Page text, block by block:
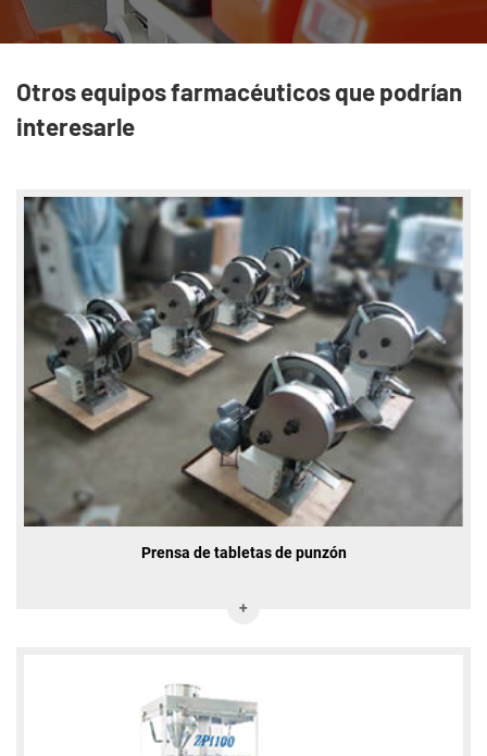
Otros equipos farmacéuticos que podrían
interesarle
Prensa de tabletas de punzón